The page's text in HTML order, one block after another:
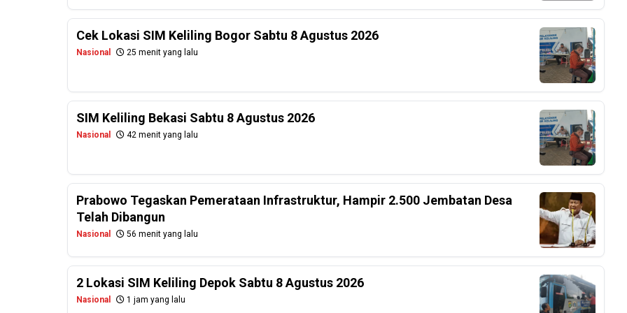
Cek Lokasi SIM Keliling Bogor Sabtu 8 Agustus 2026
Nasional 25 menit yang lalu
SIM Keliling Bekasi Sabtu 8 Agustus 2026
Nasional 42 menit yang lalu
Prabowo Tegaskan Pemerataan Infrastruktur, Hampir 2.500 Jembatan Desa
Telah Dibangun
Nasional 56 menit yang lalu
2 Lokasi SIM Keliling Depok Sabtu 8 Agustus 2026
Nasional 1 jam yang lalu